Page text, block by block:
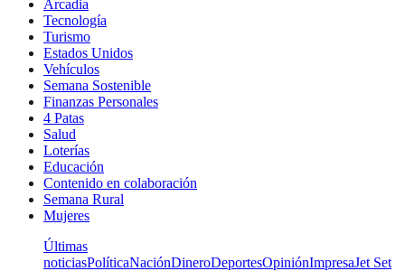
Arcadia
Tecnología
Turismo
Estados Unidos
Vehículos
Semana Sostenible
Finanzas Personales
4 Patas
Salud
Loterías
Educación
Contenido en colaboración
Semana Rural
Mujeres
Últimas
noticiasPolíticaNaciónDineroDeportesOpiniónImpresaJet Set